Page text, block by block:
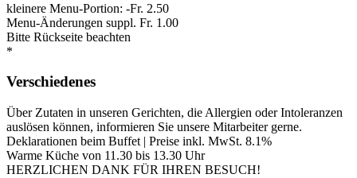
kleinere Menu-Portion: -Fr. 2.50
Menu-Änderungen suppl. Fr. 1.00
Bitte Rückseite beachten
*
Verschiedenes
Über Zutaten in unseren Gerichten, die Allergien oder Intoleranzen
auslösen können, informieren Sie unsere Mitarbeiter gerne.
Deklarationen beim Buffet | Preise inkl. MwSt. 8.1%
Warme Küche von 11.30 bis 13.30 Uhr
HERZLICHEN DANK FÜR IHREN BESUCH!